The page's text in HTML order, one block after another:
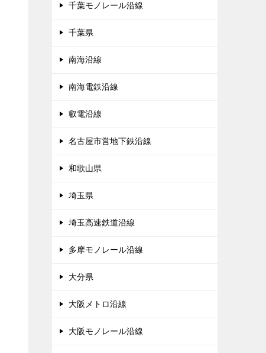
千葉モノレール沿線
千葉県
南海沿線
南海電鉄沿線
叡電沿線
名古屋市営地下鉄沿線
和歌山県
埼玉県
埼玉高速鉄道沿線
多摩モノレール沿線
大分県
大阪メトロ沿線
大阪モノレール沿線